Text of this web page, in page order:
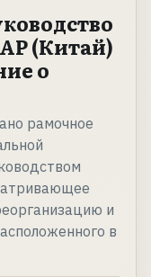
(Китай)
о
рамочное
и
в